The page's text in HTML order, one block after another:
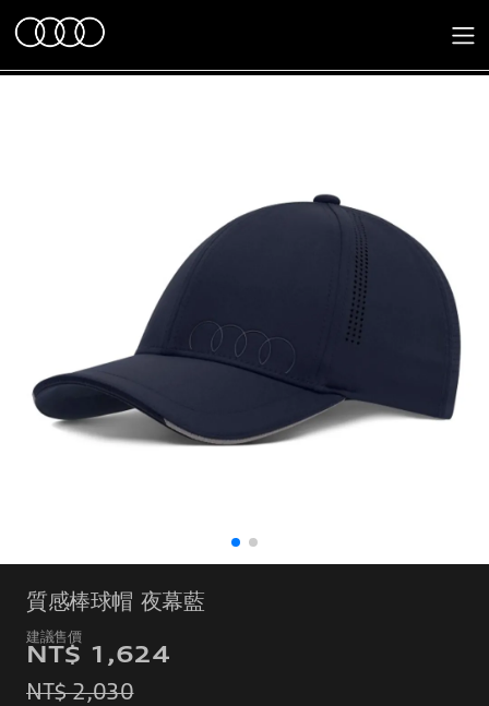
質感棒球帽 夜幕藍
NT$ 1,624
NT$ 2,030